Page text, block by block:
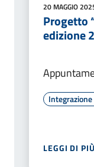
20 MAGGIO
Progetto
edizione
LEGGI DI PIÙ